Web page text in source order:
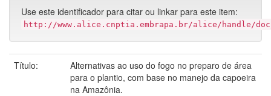
Use este identificador para citar ou linkar para este item:
http://www.alice.cnptia.embrapa.br/alice/handle/
Título:
Alternativas ao uso do fogo no preparo de área
para o plantio, com base no manejo da capoeira
na Amazônia.